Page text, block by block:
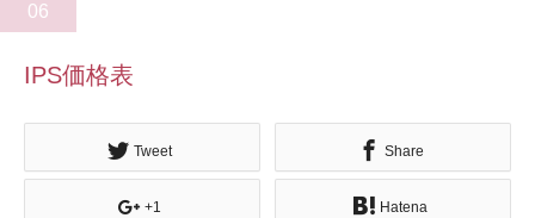
06
IPS価格表
Tweet Share
+1 Hatena